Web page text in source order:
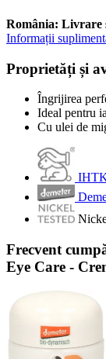
România: Livrare
Informații
Proprietăți și
Îngrijirea
Ideal pentru
Cu ulei de
Frecvent
Eye Care -